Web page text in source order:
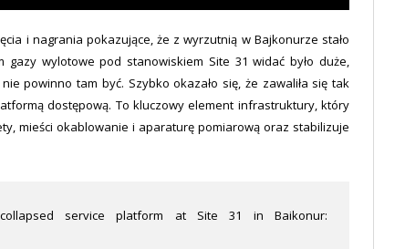
i nagrania pokazujące, że z wyrzutnią w Bajkonurze stało
gazy wylotowe pod stanowiskiem Site 31 widać było duże,
powinno tam być. Szybko okazało się, że zawaliła się tak
dostępową. To kluczowy element infrastruktury, który
mieści okablowanie i aparaturę pomiarową oraz stabilizuje
service platform at Site 31 in Baikonur: